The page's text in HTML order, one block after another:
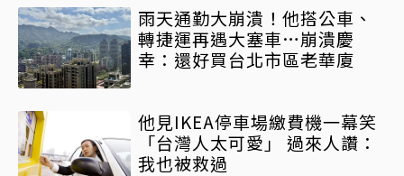
雨天通勤大崩潰！他搭公車、
轉捷運再遇大塞車…崩潰慶
幸：還好買台北市區老華廈
他見IKEA停車場繳費機一幕笑
「台灣人太可愛」 過來人讚：
我也被救過